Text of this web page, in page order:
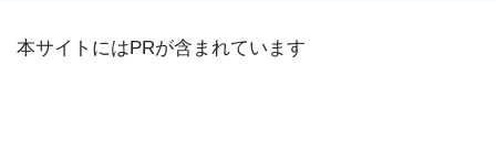
本サイトにはPRが含まれています